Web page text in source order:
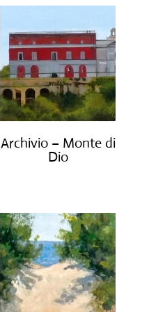
Archivio – Monte di
Dio